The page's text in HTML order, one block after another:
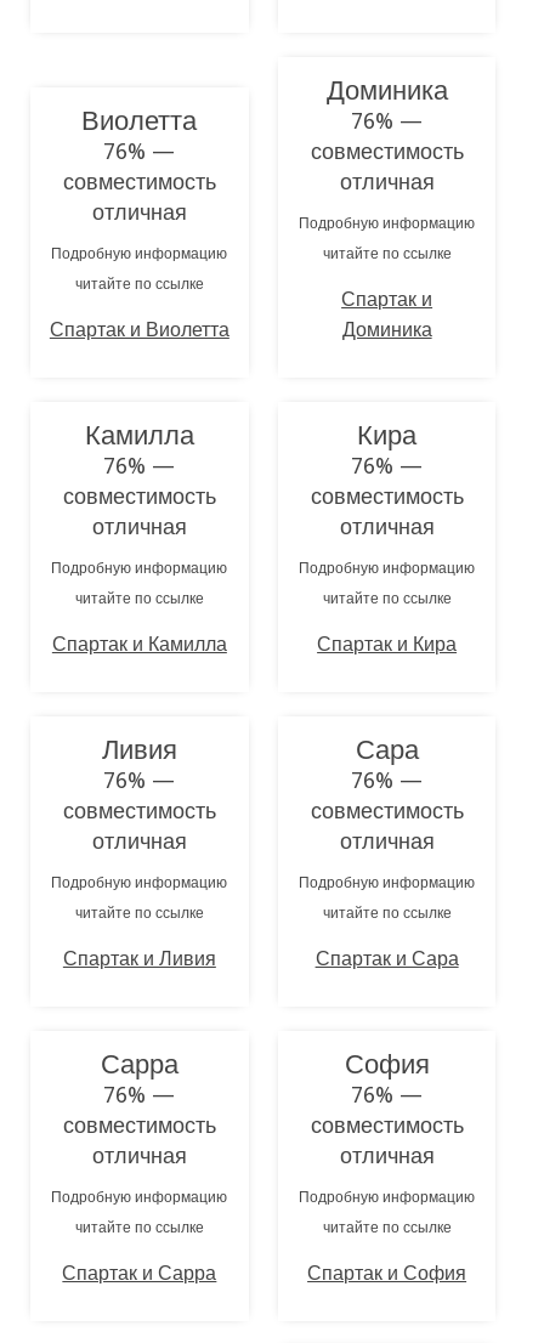
Виолетта
76% —
совместимость
отличная
Подробную информацию
читайте по ссылке
Спартак и Виолетта
Доминика
76% —
совместимость
отличная
Подробную информацию
читайте по ссылке
Спартак и
Доминика
Камилла
76% —
совместимость
отличная
Подробную информацию
читайте по ссылке
Спартак и Камилла
Кира
76% —
совместимость
отличная
Подробную информацию
читайте по ссылке
Спартак и Кира
Ливия
76% —
совместимость
отличная
Подробную информацию
читайте по ссылке
Спартак и Ливия
Сара
76% —
совместимость
отличная
Подробную информацию
читайте по ссылке
Спартак и Сара
Сарра
76% —
совместимость
отличная
Подробную информацию
читайте по ссылке
Спартак и Сарра
София
76% —
совместимость
отличная
Подробную информацию
читайте по ссылке
Спартак и София